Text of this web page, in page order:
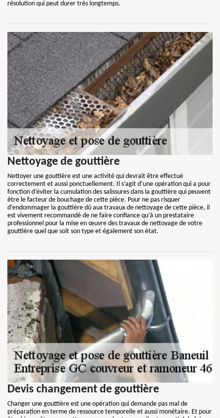
résolution qui peut durer très longtemps.
Nettoyage de gouttière
Nettoyer une gouttière est une activité qui devrait être effectué
correctement et aussi ponctuellement. Il s’agit d’une opération qui a pour
fonction d’éviter la cumulation des salissures dans la gouttière qui peuvent
être le facteur de bouchage de cette pièce. Pour ne pas risquer
d’endommager la gouttière dû aux travaux de nettoyage de cette pièce, il
est vivement recommandé de ne faire confiance qu’à un prestataire
professionnel pour la mise en œuvre des travaux de nettoyage de votre
gouttière quel que soit son type et également son état.
Devis changement de gouttière
Changer une gouttière est une opération qui demande pas mal de
préparation en terme de ressource temporelle et aussi monétaire. Et pour